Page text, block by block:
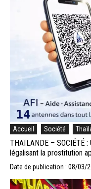
Accueil Société
THAÏLANDE – SOCIÉTÉ
légalisant la prostitution
Date de publication : 08/03/